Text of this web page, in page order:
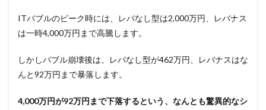
ITバブルのピーク時には、レバなし型は2,000万円、レバナス
は一時4,000万円まで高騰します。
しかしバブル崩壊後は、レバなし型が462万円、レバナスはな
んと92万円まで暴落します。
4,000万円が92万円まで下落するという、なんとも驚異的なシ